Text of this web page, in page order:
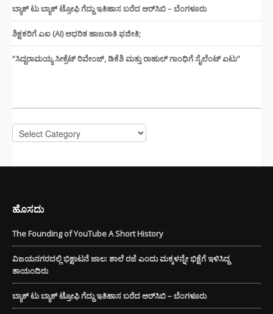
ಬ್ಯಾಕ್ ಟು ಬ್ಯಾಕ್ ಟ್ರೋಫಿ ಗೆದ್ದು ಇತಿಹಾಸ ಬರೆದ ಆರ್‌ಸಿಬಿ – ಬೆಂಗಳೂರು
ಶಿಕ್ಷಕರಿಗೆ ಎಐ (AI) ಆಧರಿತ ಹಾಜರಾತಿ ಫಜೀತಿ;
“ಸಿದ್ದರಾಮಯ್ಯ ಸೀಕ್ರೆಟ್ ರಿವೇಂಜ್‌, ಡಿಕೆಶಿ ಮತ್ತು ರಾಹುಲ್‌ ಗಾಂಧಿಗೆ ಸೈಲೆಂಟ್ ಏಟು”
Categories
ಹೊಸದು
The Founding of YouTube A Short History
ವಿಜಯನಗರದಲ್ಲಿ ಭಿಕ್ಷಾಟನೆ ಜಾಲ: ಶಾಲೆ ರಜೆ ಎಂದು ಮಕ್ಕಳನ್ನೇ ಭಿಕ್ಷೆಗೆ ಇಳಿಸಿದ್ದ
ತಾಯಂದಿರು
ಬ್ಯಾಕ್ ಟು ಬ್ಯಾಕ್ ಟ್ರೋಫಿ ಗೆದ್ದು ಇತಿಹಾಸ ಬರೆದ ಆರ್‌ಸಿಬಿ – ಬೆಂಗಳೂರು